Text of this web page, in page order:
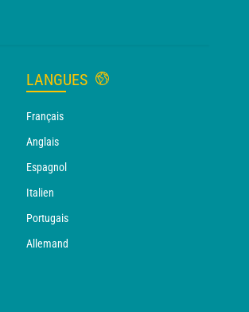
LANGUES
Français
Anglais
Espagnol
Italien
Portugais
Allemand